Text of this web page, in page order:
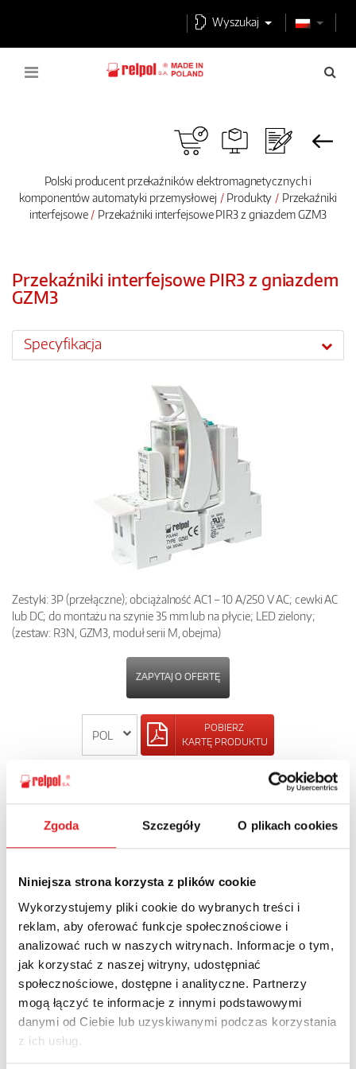
Zgoda Szczegóły O plikach cookies
Niniejsza strona korzysta z plików cookie
Wykorzystujemy pliki cookie do wybranych treści i
reklam, aby oferować funkcje społecznościowe i
analizować ruch w naszych witrynach. Informacje o tym,
jak korzystać z naszej witryny, udostępniać
społecznościowe, dostępne i analityczne. Partnerzy
mogą łączyć te informacje z innymi podstawowymi
danymi od Ciebie lub uzyskiwanymi podczas korzystania
z ich usług.
Wyszukaj
Polski producent przekaźników elektromagnetycznych i
komponentów automatyki przemysłowej
Produkty
Przekaźniki
interfejsowe
Przekaźniki interfejsowe PIR3 z gniazdem GZM3
Przekaźniki interfejsowe PIR3 z gniazdem
GZM3
Specyfikacja
Zestyki: 3P (przełączne); obciążalność AC1 – 10 A/250 V AC; cewki AC
lub DC; do montażu na szynie 35 mm lub na płycie; LED zielony;
(zestaw: R3N, GZM3, moduł serii M, obejma)
ZAPYTAJ O OFERTĘ
POBIERZ
KARTĘ PRODUKTU
Zapytaj o szczegóły oferty
Imię i nazwisko: *
Adres e-mail: *
Nazwa firmy: